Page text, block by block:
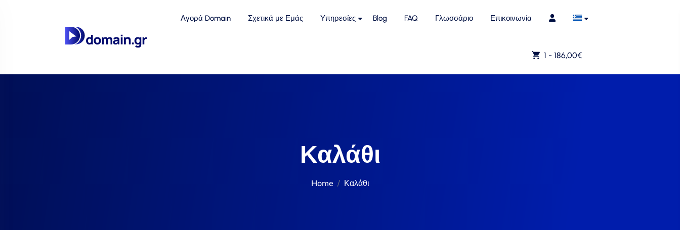
Αγορά Domain Σχετικά με Εμάς Υπηρεσίες Blog FAQ Γλωσσάριο Επικοινωνία
1 - 186,00€
Καλάθι
Home Καλάθι